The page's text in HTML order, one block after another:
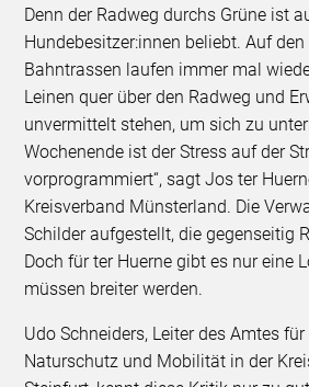
Denn der Radweg durchs Grüne ist
Hundebesitzer:innen beliebt. Auf
Bahntrassen laufen immer mal
Leinen quer über den Radweg und
unvermittelt stehen, um sich zu
Wochenende ist der Stress auf der
vorprogrammiert“, sagt Jos ter
Kreisverband Münsterland. Die
Schilder aufgestellt, die gegenseitig
Doch für ter Huerne gibt es nur eine
müssen breiter werden.
Udo Schneiders, Leiter des Amtes
Naturschutz und Mobilität in der